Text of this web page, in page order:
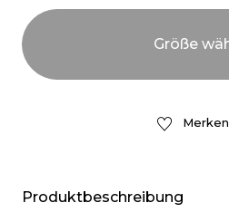
Merken
Produktbeschreibung